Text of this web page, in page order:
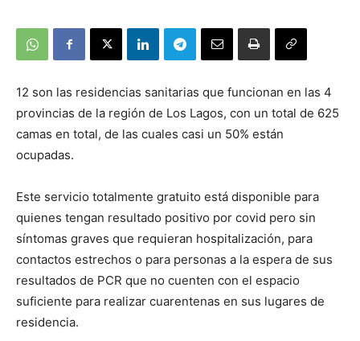
12 son las residencias sanitarias que funcionan en las 4
provincias de la región de Los Lagos, con un total de 625
camas en total, de las cuales casi un 50% están
ocupadas.
Este servicio totalmente gratuito está disponible para
quienes tengan resultado positivo por covid pero sin
síntomas graves que requieran hospitalización, para
contactos estrechos o para personas a la espera de sus
resultados de PCR que no cuenten con el espacio
suficiente para realizar cuarentenas en sus lugares de
residencia.